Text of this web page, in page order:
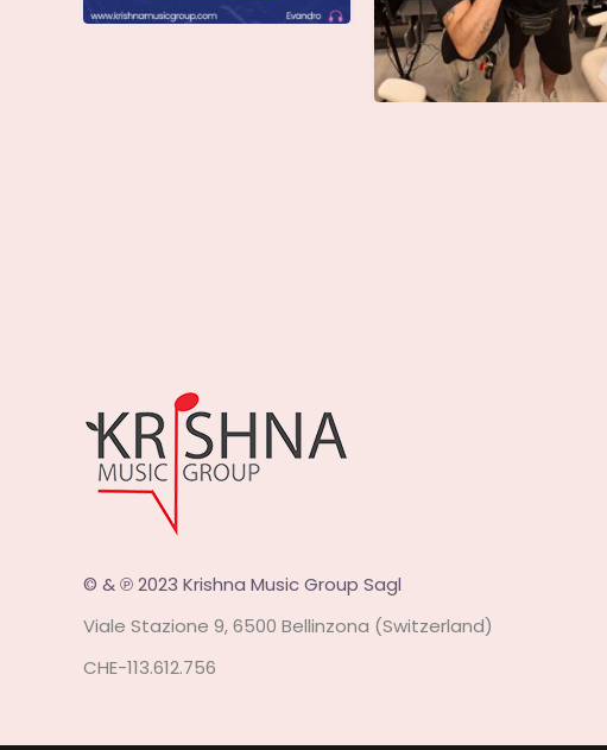
© & ℗ 2023 Krishna Music Group Sagl
Viale Stazione 9, 6500 Bellinzona (Switzerland)
CHE-113.612.756